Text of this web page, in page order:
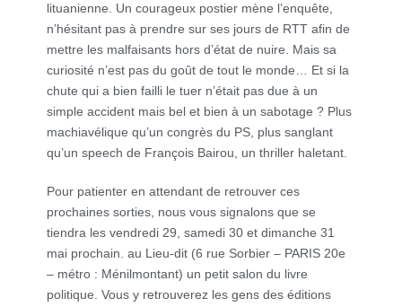
lituanienne. Un courageux postier mène l’enquête,
n’hésitant pas à prendre sur ses jours de RTT afin de
mettre les malfaisants hors d’état de nuire. Mais sa
curiosité n’est pas du goût de tout le monde… Et si la
chute qui a bien failli le tuer n’était pas due à un
simple accident mais bel et bien à un sabotage ? Plus
machiavélique qu’un congrès du PS, plus sanglant
qu’un speech de François Bairou, un thriller haletant.
Pour patienter en attendant de retrouver ces
prochaines sorties, nous vous signalons que se
tiendra les vendredi 29, samedi 30 et dimanche 31
mai prochain. au Lieu-dit (6 rue Sorbier – PARIS 20e
– métro : Ménilmontant) un petit salon du livre
politique. Vous y retrouverez les gens des éditions